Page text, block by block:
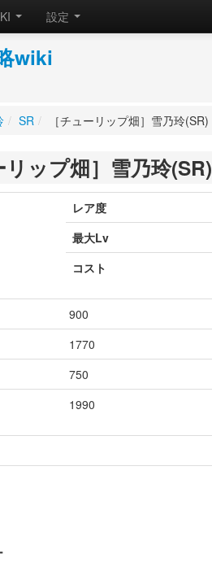
設定
wiki
/ SR / ［チューリップ畑］雪乃玲(SR)
リップ畑］雪乃玲(SR)
レア度
最大Lv
コスト
900
1770
750
1990